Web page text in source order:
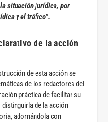
situación jurídica, por
y el tráfico”.
de la acción
de esta acción se
de los redactores del
práctica de facilitar su
de la acción
adornándola con